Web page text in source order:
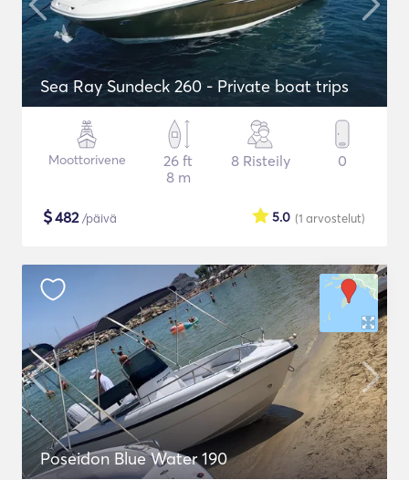
Sea Ray Sundeck 260 - Private boat trips
Moottorivene
26 ft
8 m
8 Risteily 0
$482/päivä (1 arvostelut)
5.0
Poseidon Blue Water 190